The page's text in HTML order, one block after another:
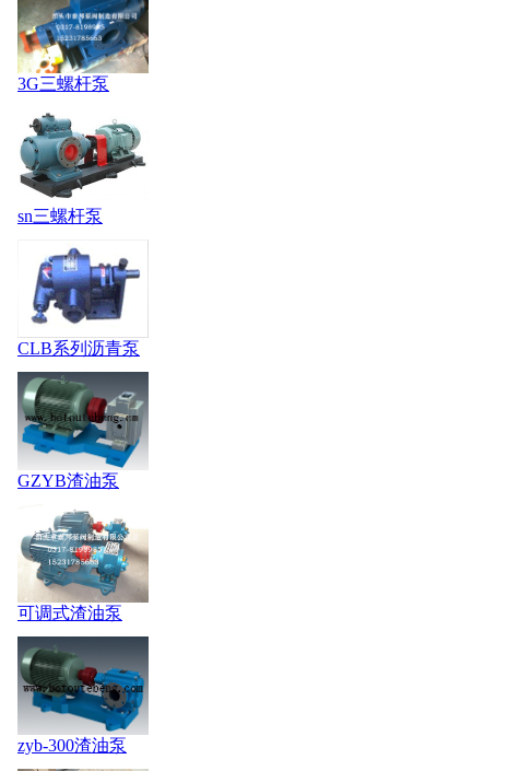
3G三螺杆泵
sn三螺杆泵
CLB系列沥青泵
GZYB渣油泵
可调式渣油泵
zyb-300渣油泵